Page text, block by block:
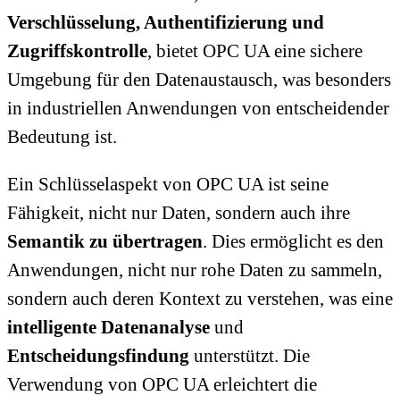
Verschlüsselung, Authentifizierung und
Zugriffskontrolle, bietet OPC UA eine sichere
Umgebung für den Datenaustausch, was besonders
in industriellen Anwendungen von entscheidender
Bedeutung ist.
Ein Schlüsselaspekt von OPC UA ist seine
Fähigkeit, nicht nur Daten, sondern auch ihre
Semantik zu übertragen . Dies ermöglicht es den
Anwendungen, nicht nur rohe Daten zu sammeln,
sondern auch deren Kontext zu verstehen, was eine
intelligente Datenanalyse und
Entscheidungsfindung unterstützt. Die
Verwendung von OPC UA erleichtert die